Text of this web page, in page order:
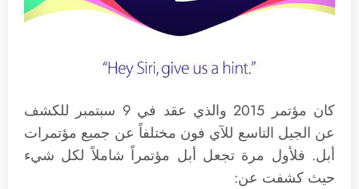
كان مؤتمر 2015 والذي عقد في 9 سبتمبر للكشف
عن الجيل التاسع للآي فون مختلفاً عن جميع مؤتمرات
أبل. فلأول مرة تجعل أبل مؤتمراً شاملاً لكل شيء
حيث كشفت عن: